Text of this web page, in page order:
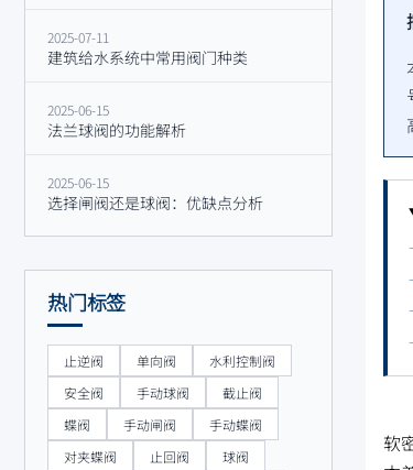
2025-07-11
建筑给水系统中常用阀门种类
2025-06-15
法兰球阀的功能解析
2025-06-15
选择闸阀还是球阀：优缺点分析
热门标签
止逆阀 单向阀
水利控制阀
安全阀
手动球阀
截止阀
蝶阀
手动闸阀
手动蝶阀
对夹蝶阀
止回阀
球阀
软